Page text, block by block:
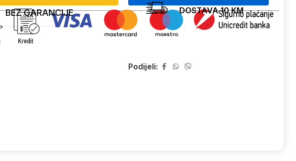
BEZ GARANCIJE DOSTAVA 10 KM
Podijeli: